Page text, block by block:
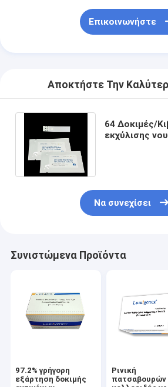
Επικοινωνήστε
Αποκτήστε Την
64 Δοκιμές/
εκχύλισης
Να συνεχίσει
Συνιστώμενα Προϊόντα
97.2% γρήγορη
εξάρτηση δοκιμής
Ρινική
πατσαβουρών